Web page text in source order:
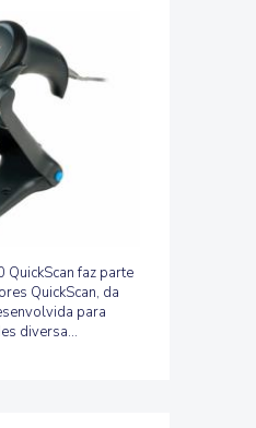
faz parte
QuickScan, da
para
diversa...